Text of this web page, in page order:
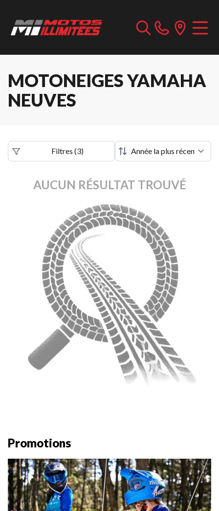
MOTONEIGES YAMAHA
NEUVES
Filtres (3)
AUCUN RÉSULTAT TROUVÉ
Promotions